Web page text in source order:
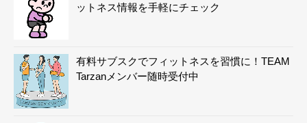
ットネス情報を手軽にチェック
有料サブスクでフィットネスを習慣に！TEAM
Tarzanメンバー随時受付中